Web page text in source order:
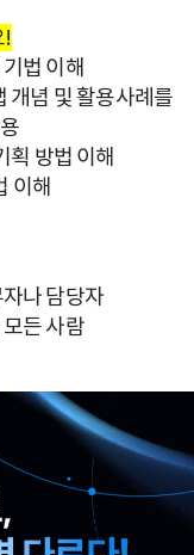
!
법 이해
개념 및 활용사례를
획 방법 이해
이해
나 담당자
든 사람